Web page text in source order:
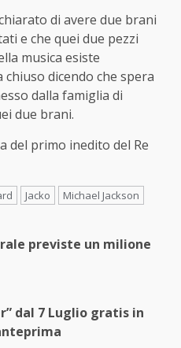
di avere due brani
e che quei due pezzi
musica esiste
dicendo che spera
dalla famiglia di
due brani.
del primo inedito del Re
Jacko Michael Jackson
previste un milione
dal 7 Luglio gratis in